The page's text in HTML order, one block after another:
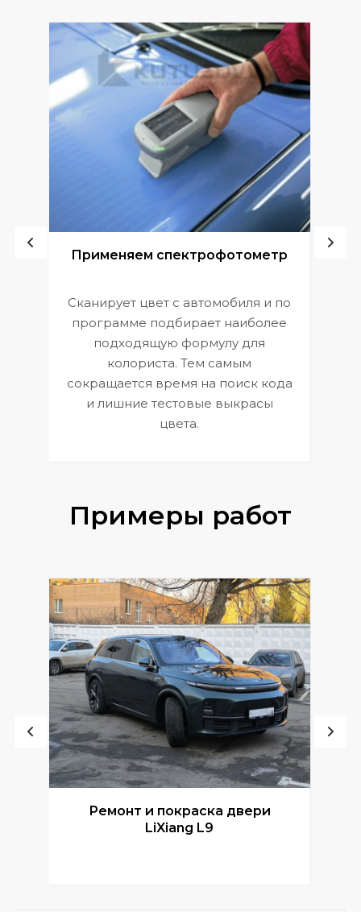
Применяем спектрофотометр
Сканирует цвет с автомобиля и по
программе подбирает наиболее
подходящую формулу для
колориста. Тем самым
сокращается время на поиск кода
и лишние тестовые выкрасы
цвета.
Примеры работ
Ремонт и покраска двери
LiXiang L9